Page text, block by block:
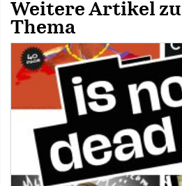
Weitere Artikel zu
Thema